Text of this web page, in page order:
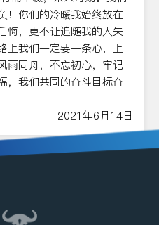
！你们的冷暖我始终放在
悔，更不让追随我的人失
上我们一定要一条心，上
雨同舟，不忘初心，牢记
，我们共同的奋斗目标奋
2021年6月14日